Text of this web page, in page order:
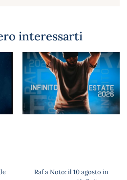
interessarti
Raf a Noto: il 10 agosto in